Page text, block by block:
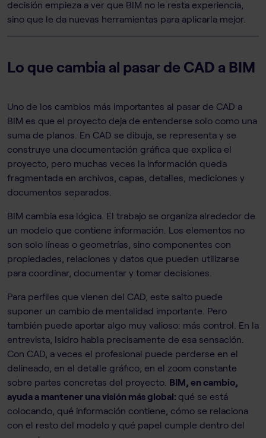
decisión empieza a ver que BIM no le resta experiencia,
sino que le da nuevas herramientas para aplicarla mejor.
Lo que cambia al pasar de CAD a BIM
Uno de los cambios más importantes al pasar de CAD a
BIM es que el proyecto deja de entenderse solo como una
suma de planos. En CAD se dibuja, se representa y se
construye una documentación gráfica que explica el
proyecto, pero muchas veces la información queda
fragmentada en archivos, capas, detalles, mediciones y
documentos separados.
BIM cambia esa lógica. El trabajo se organiza alrededor de
un modelo que contiene información. Los elementos no
son solo líneas o geometrías, sino componentes con
propiedades, relaciones y datos que pueden utilizarse
para coordinar, documentar y tomar decisiones.
Para perfiles que vienen del CAD, este salto puede
suponer un cambio de mentalidad importante. Pero
también puede aportar algo muy valioso: más control. En la
entrevista, Isidro habla precisamente de esa sensación.
Con CAD, a veces el profesional puede perderse en el
delineado, en el detalle gráfico, en el zoom constante
sobre partes concretas del proyecto. BIM, en cambio,
ayuda a mantener una visión más global: qué se está
colocando, qué información contiene, cómo se relaciona
con el resto del modelo y qué papel cumple dentro del